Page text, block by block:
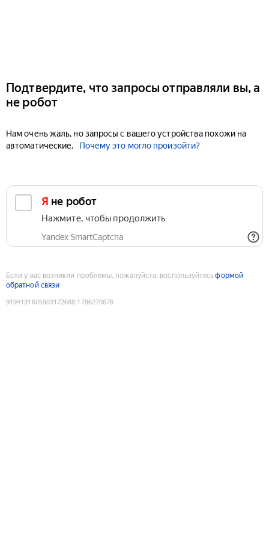
Подтвердите, что запросы отправляли вы, а
не робот
Нам очень жаль, но запросы с вашего устройства похожи на
автоматические.
Почему это могло произойти?
Я не робот
Нажмите, чтобы продолжить
Yandex SmartCaptcha
Если у вас возникли проблемы, пожалуйста, воспользуйтесьформой
обратной связи
9194131605903172688:1786270678